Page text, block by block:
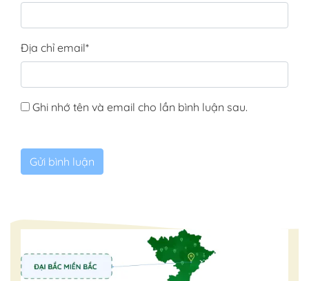
Địa chỉ email*
Ghi nhớ tên và email cho lần bình luận sau.